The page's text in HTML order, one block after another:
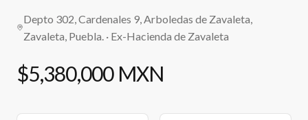
Depto 302, Cardenales 9, Arboledas de Zavaleta,
Zavaleta, Puebla.· Ex-Hacienda de Zavaleta
$5,380,000 MXN